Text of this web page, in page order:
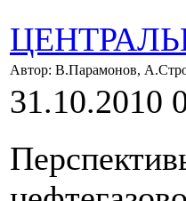
Автор: В.Парамонов,
31.10.2010